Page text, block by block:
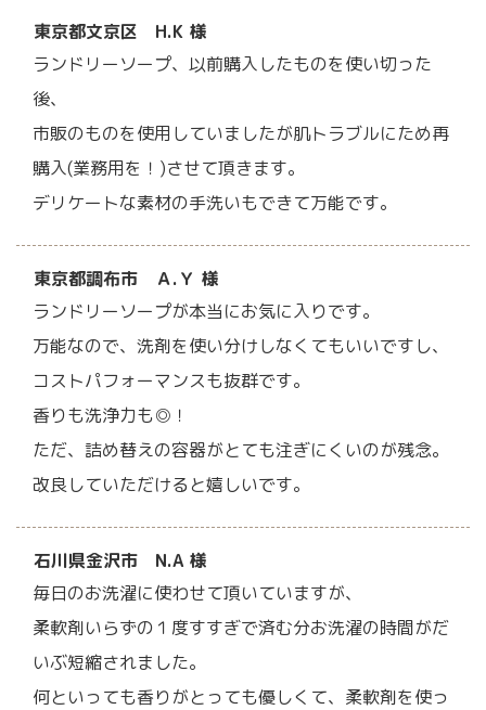
東京都文京区 H.K 様
ランドリーソープ、以前購入したものを使い切った
後、
市販のものを使用していましたが肌トラブルにため再
購入(業務用を！)させて頂きます。
デリケートな素材の手洗いもできて万能です。
東京都調布市 Ａ.Ｙ 様
ランドリーソープが本当にお気に入りです。
万能なので、洗剤を使い分けしなくてもいいですし、
コストパフォーマンスも抜群です。
香りも洗浄力も◎！
ただ、詰め替えの容器がとても注ぎにくいのが残念。
改良していただけると嬉しいです。
石川県金沢市 N.A 様
毎日のお洗濯に使わせて頂いていますが、
柔軟剤いらずの１度すすぎで済む分お洗濯の時間がだ
いぶ短縮されました。
何といっても香りがとっても優しくて、柔軟剤を使っ